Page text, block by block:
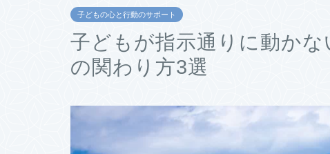
子どもの心と行動のサポート
子どもが指示通りに動か
の関わり方3選